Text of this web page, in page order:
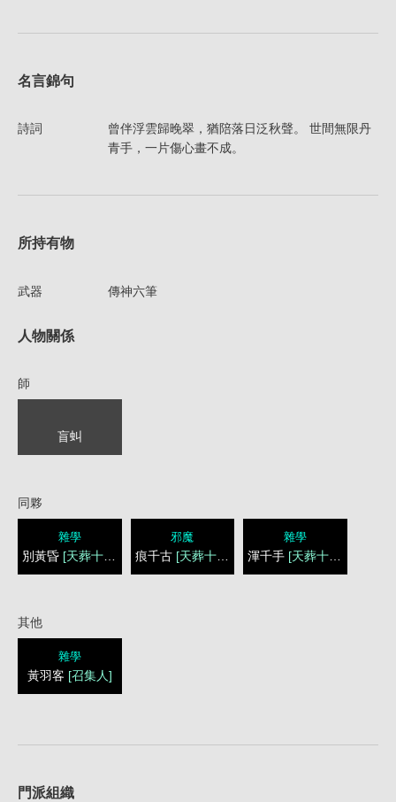
名言錦句
詩詞
曾伴浮雲歸晚翠，猶陪落日泛秋聲。 世間無限丹
青手，一片傷心畫不成。
所持有物
武器 傳神六筆
人物關係
師
盲虯
同夥
雜學
別黃昏 [天葬十三刀]
邪魔
痕千古 [天葬十三刀]
雜學
渾千手 [天葬十三刀]
其他
雜學
黃羽客 [召集人]
門派組織